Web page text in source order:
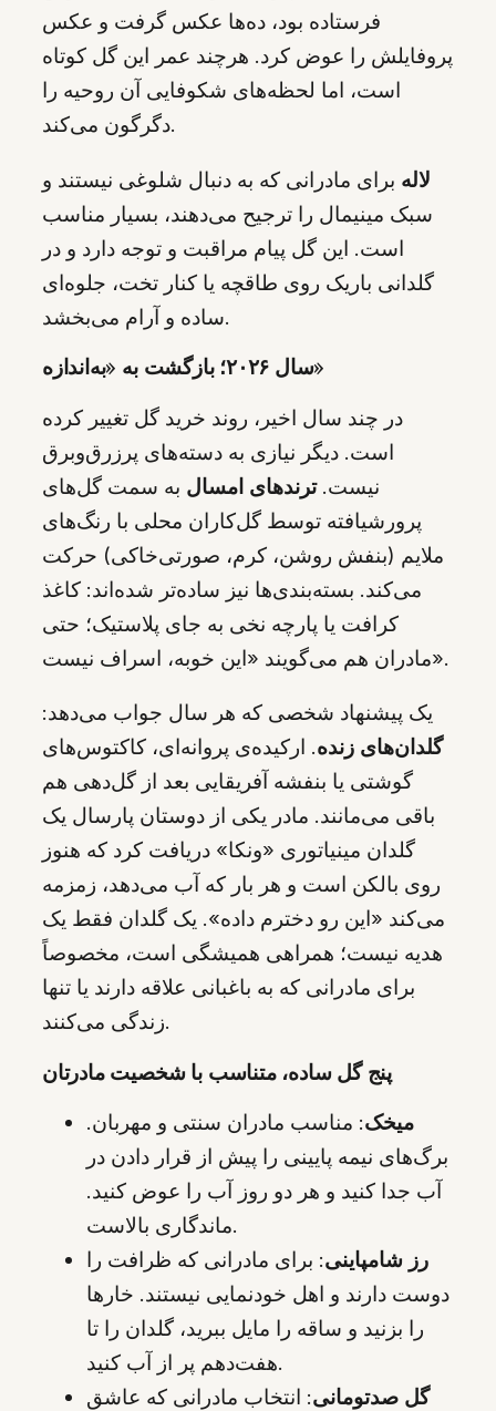
فرستاده بود، ده‌ها عکس گرفت و عکس
پروفایلش را عوض کرد. هرچند عمر این گل کوتاه
است، اما لحظه‌های شکوفایی آن روحیه را
دگرگون می‌کند.
لاله برای مادرانی که به دنبال شلوغی نیستند و
سبک مینیمال را ترجیح می‌دهند، بسیار مناسب
است. این گل پیام مراقبت و توجه دارد و در
گلدانی باریک روی طاقچه یا کنار تخت، جلوه‌ای
ساده و آرام می‌بخشد.
سال ۲۰۲۶؛ بازگشت به «به‌اندازه»
در چند سال اخیر، روند خرید گل تغییر کرده
است. دیگر نیازی به دسته‌های پرزرق‌وبرق
نیست.ترندهای امسال به سمت گل‌های
پرورشیافته توسط گل‌کاران محلی با رنگ‌های
ملایم (بنفش روشن، کرم، صورتی‌خاکی) حرکت
می‌کند. بسته‌بندی‌ها نیز ساده‌تر شده‌اند: کاغذ
کرافت یا پارچه نخی به جای پلاستیک؛ حتی
مادران هم می‌گویند «این خوبه، اسراف نیست».
یک پیشنهاد شخصی که هر سال جواب می‌دهد:
گلدان‌های زنده. ارکیده‌ی پروانه‌ای، کاکتوس‌های
گوشتی یا بنفشه آفریقایی بعد از گل‌دهی هم
باقی می‌مانند. مادر یکی از دوستان پارسال یک
گلدان مینیاتوری «ونکا» دریافت کرد که هنوز
روی بالکن است و هر بار که آب می‌دهد، زمزمه
می‌کند «این رو دخترم داده». یک گلدان فقط یک
هدیه نیست؛ همراهی همیشگی است، مخصوصاً
برای مادرانی که به باغبانی علاقه دارند یا تنها
زندگی می‌کنند.
پنج گل ساده، متناسب با شخصیت مادرتان
میخک: مناسب مادران سنتی و مهربان.
برگ‌های نیمه پایینی را پیش از قرار دادن در
آب جدا کنید و هر دو روز آب را عوض کنید.
ماندگاری بالاست.
رز شامپاینی: برای مادرانی که ظرافت را
دوست دارند و اهل خودنمایی نیستند. خارها
را بزنید و ساقه را مایل ببرید، گلدان را تا
هفت‌دهم پر از آب کنید.
گل صدتومانی: انتخاب مادرانی که عاشق